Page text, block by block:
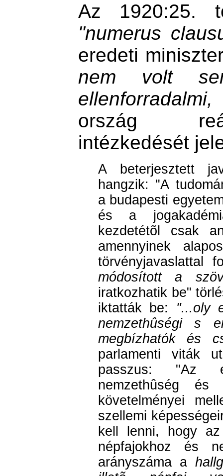
Az 1920:25.
"numerus
eredeti
nem volt
ellenforradalmi,
ország
intézkedését
A beterjesztett
hangzik: "A
a budapesti
és a
kezdetétõl csak
amennyinek
törvényjavaslattal
módosított a
iratkozhatik be"
iktatták be: "...oly
nemzethûségi s
megbízhatók és
parlamenti viták
passzus: "Az
nemzethûség és
követelményei
szellemi
kell lenni, hogy
népfajokhoz és
arányszáma a